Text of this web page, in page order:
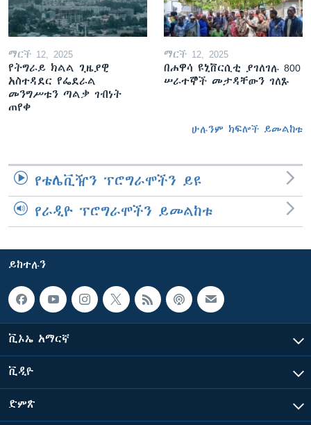
ማርች 12, 2025
የትግራይ ክልል ጊዜያዊ
አስተዳደር የፌደራል
መንግሥቱን ጣልቃ ገብነት
ጠየቀ
ማርች 12, 2025
በሐዋሳ ዩኒቨርሲቲ ያገለገሉ 800
ሠራተኞች መታዳቸውን ገለጹ
ሁሉንም ክፍሎች ይመልከቱ
የቴሌቪዥን ፕሮግራሞችን ይዩ
የራዲዮ ፕሮግራሞችን ይመልከቱ
ይከተሉን
ቪኦኤ አማርኛ
ቪዲዮ
ድምጽ